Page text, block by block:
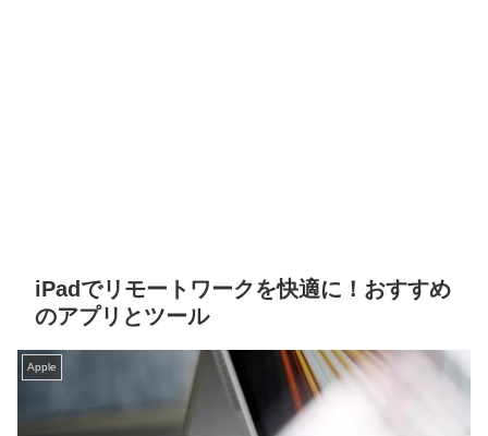
iPadでリモートワークを快適に！おすすめ
のアプリとツール
Apple